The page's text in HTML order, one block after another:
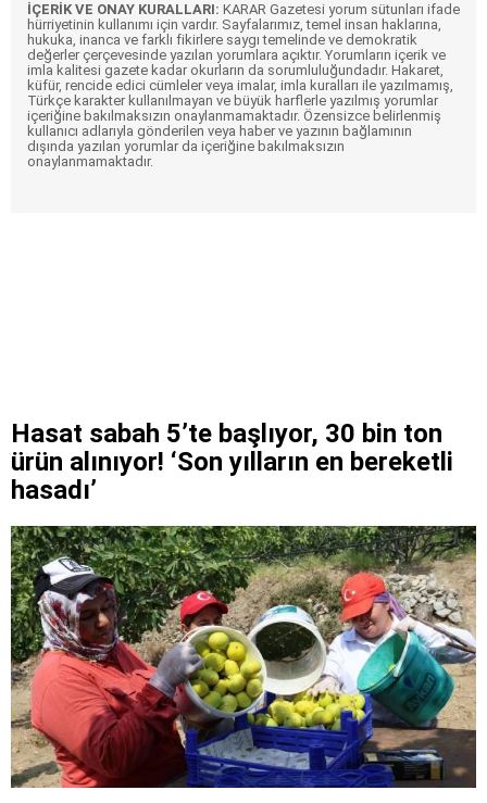
İÇERİK VE ONAY KURALLARI: KARAR Gazetesi yorum sütunları ifade
hürriyetinin kullanımı için vardır. Sayfalarımız, temel insan haklarına,
hukuka, inanca ve farklı fikirlere saygı temelinde ve demokratik
değerler çerçevesinde yazılan yorumlara açıktır. Yorumların içerik ve
imla kalitesi gazete kadar okurların da sorumluluğundadır. Hakaret,
küfür, rencide edici cümleler veya imalar, imla kuralları ile yazılmamış,
Türkçe karakter kullanılmayan ve büyük harflerle yazılmış yorumlar
içeriğine bakılmaksızın onaylanmamaktadır. Özensizce belirlenmiş
kullanıcı adlarıyla gönderilen veya haber ve yazının bağlamının
dışında yazılan yorumlar da içeriğine bakılmaksızın
onaylanmamaktadır.
Hasat sabah 5’te başlıyor, 30 bin ton
ürün alınıyor! ‘Son yılların en bereketli
hasadı’